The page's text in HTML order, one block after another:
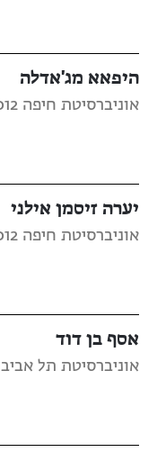
היפאא מג'אדלה
אוניברסיטת חיפה 2012
יערה זיסמן אילני
אוניברסיטת חיפה 2012
אסף בן דוד
אוניברסיטת תל אביב 2012